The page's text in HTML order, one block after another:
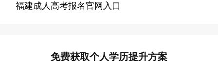
福建成人高考报名官网入口
免费获取个人学历提升方案